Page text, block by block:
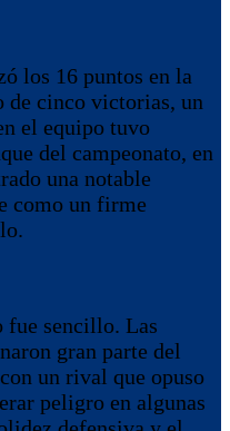
los 16 puntos en la
de cinco victorias, un
el equipo tuvo
del campeonato, en
una notable
como un firme
fue sencillo. Las
gran parte del
un rival que opuso
peligro en algunas